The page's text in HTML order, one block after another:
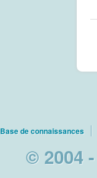
Base de connaissances
© 2004